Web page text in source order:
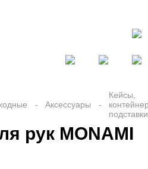
Аксессуары
Кейсы,
рук MONAMI